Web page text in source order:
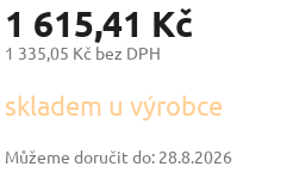
1 615,41 Kč
1 335,05 Kč bez DPH
cena:
skladem u výrobce
Můžeme doručit do: 28.8.2026